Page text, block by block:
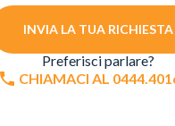
INVIA LA TUA RICHIESTA
Preferisci parlare?
CHIAMACI AL